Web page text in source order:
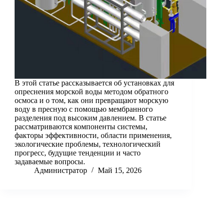
В этой статье рассказывается об установках для
опреснения морской воды методом обратного
осмоса и о том, как они превращают морскую
воду в пресную с помощью мембранного
разделения под высоким давлением. В статье
рассматриваются компоненты системы,
факторы эффективности, области применения,
экологические проблемы, технологический
прогресс, будущие тенденции и часто
задаваемые вопросы.
Администратор
Май 15, 2026